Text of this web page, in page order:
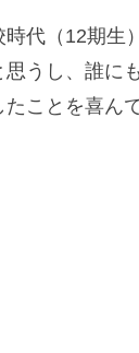
代（12期生
うし、誰に
ことを喜ん